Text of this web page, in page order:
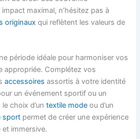
maximal, n’hésitez pas à
originaux qui reflètent les valeurs de
période idéale pour harmoniser vos
appropriée. Complétez vos
accessoires assortis à votre identité
un événement sportif ou un
le choix d’untextile mode ou d’un
sport permet de créer une expérience
immersive.